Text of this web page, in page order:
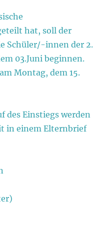
hat, soll der
Schüler/-innen der 2.
03.Juni beginnen.
Montag, dem 15.
des Einstiegs werden
in einem Elternbrief